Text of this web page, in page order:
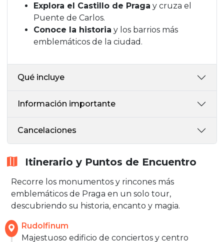
Explora el Castillo de Praga y cruza el
Puente de Carlos.
Conoce la historia y los barrios más
emblemáticos de la ciudad.
Qué incluye
Información importante
Cancelaciones
Itinerario y Puntos de Encuentro
Recorre los monumentos y rincones más
emblemáticos de Praga en un solo tour,
descubriendo su historia, encanto y magia.
Rudolfinum
Majestuoso edificio de conciertos y centro